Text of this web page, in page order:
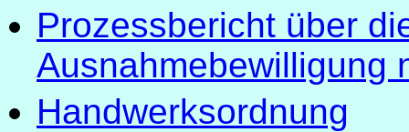
Prozessbericht über
Ausnahmebewilligung
Handwerksordnung